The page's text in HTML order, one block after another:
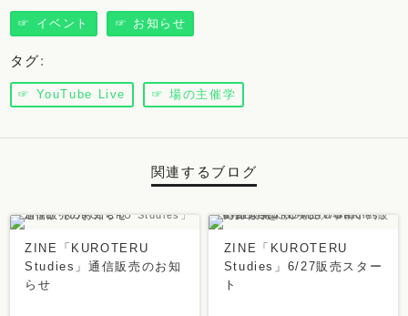
☞ イベント ☞ お知らせ
タグ:
☞ YouTube Live ☞ 場の主催学
関連するブログ
ZINE「KUROTERU
Studies」通信販売のお知
らせ
ZINE「KUROTERU
Studies」6/27販売スター
ト